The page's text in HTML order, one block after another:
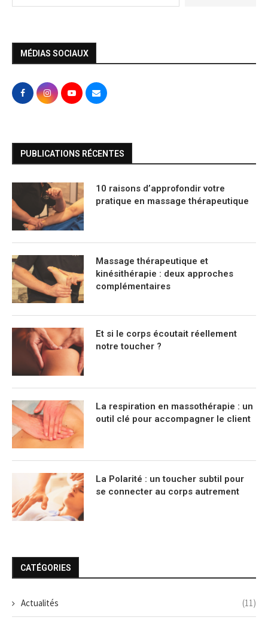
MÉDIAS SOCIAUX
PUBLICATIONS RÉCENTES
10 raisons d’approfondir votre
pratique en massage thérapeutique
Massage thérapeutique et
kinésithérapie : deux approches
complémentaires
Et si le corps écoutait réellement
notre toucher ?
La respiration en massothérapie : un
outil clé pour accompagner le client
La Polarité : un toucher subtil pour
se connecter au corps autrement
CATÉGORIES
Actualités (11)